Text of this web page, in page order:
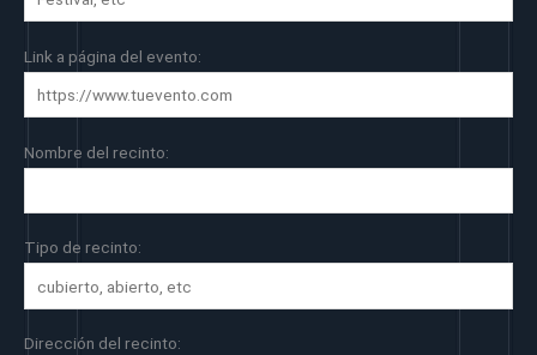
Link a página del evento:
Nombre del recinto:
Tipo de recinto:
Dirección del recinto: